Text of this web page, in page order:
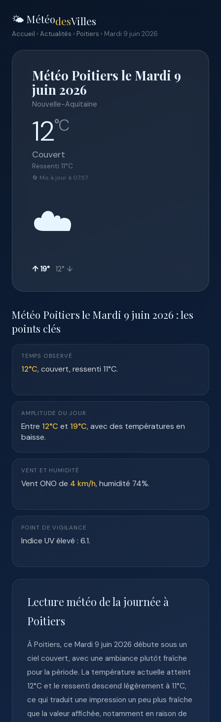
🌤️ MétéodesVilles
Accueil › Actualités › Poitiers › Mardi 9 juin 2026
Météo Poitiers le Mardi 9
juin 2026
Nouvelle-Aquitaine
12°C
Couvert
Ressenti 11°C
🔄 Mis à jour à 07:57
☁️
↑ 19° 12° ↓
Météo Poitiers le Mardi 9 juin 2026 : les
points clés
TEMPS OBSERVÉ
12°C, couvert, ressenti 11°C.
AMPLITUDE DU JOUR
Entre 12°C et 19°C, avec des températures en
baisse.
VENT ET HUMIDITÉ
Vent ONO de 4 km/h, humidité 74%.
POINT DE VIGILANCE
Indice UV élevé : 6.1.
Lecture météo de la journée à
Poitiers
À Poitiers, ce Mardi 9 juin 2026 débute sous un
ciel couvert, avec une ambiance plutôt fraîche
pour la période. La température actuelle atteint
12°C et le ressenti descend légèrement à 11°C,
ce qui traduit une impression un peu plus fraîche
que la valeur affichée, notamment en raison de